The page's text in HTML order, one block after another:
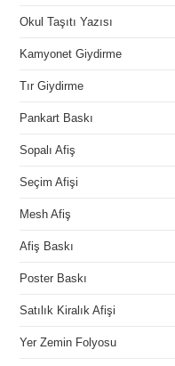
Okul Taşıtı Yazısı
Kamyonet Giydirme
Tır Giydirme
Pankart Baskı
Sopalı Afiş
Seçim Afişi
Mesh Afiş
Afiş Baskı
Poster Baskı
Satılık Kiralık Afişi
Yer Zemin Folyosu